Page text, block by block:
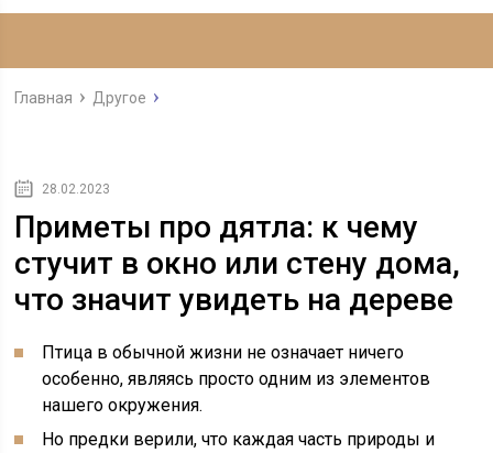
Главная Другое
28.02.2023
Приметы про дятла: к чему
стучит в окно или стену дома,
что значит увидеть на дереве
Птица в обычной жизни не означает ничего
особенно, являясь просто одним из элементов
нашего окружения.
Но предки верили, что каждая часть природы и